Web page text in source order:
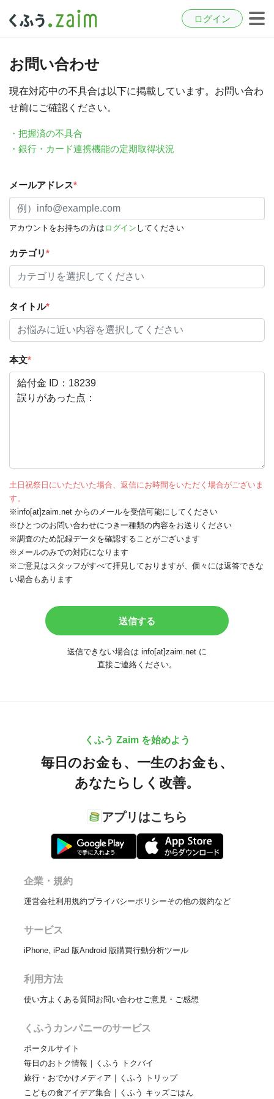
ログイン
お問い合わせ
現在対応中の不具合は以下に掲載しています。お問い合わ
せ前にご確認ください。
・把握済の不具合
・銀行・カード連携機能の定期取得状況
メールアドレス*
アカウントをお持ちの方は ログイン してください
カテゴリ*
タイトル*
本文*
土日祝祭日にいただいた場合、返信にお時間をいただく場合がございま
す。
※info[at]zaim.net からのメールを受信可能にしてください
※ひとつのお問い合わせにつき一種類の内容をお送りください
※調査のため記録データを確認することがございます
※メールのみでの対応になります
※ご意見はスタッフがすべて拝見しておりますが、個々には返答できな
い場合もあります
送信できない場合は info[at]zaim.net に
直接ご連絡ください。
くふう Zaim を始めよう
毎日のお金も、 一生のお金も、
あなたらしく改善。
アプリはこちら
企業・規約
運営会社利用規約プライバシーポリシーその他の規約など
サービス
iPhone, iPad 版Android 版購買行動分析ツール
利用方法
使い方よくある質問お問い合わせご意見・ご感想
くふうカンパニーのサービス
ポータルサイト
毎日のおトク情報｜くふう トクバイ
旅行・おでかけメディア｜くふう トリップ
こどもの食アイデア集合｜くふう キッズごはん